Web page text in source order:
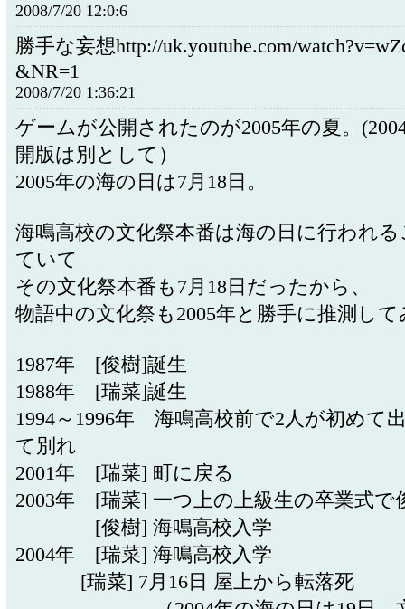
2008/7/20 12:0:6
勝手な妄想http://uk.youtube.com/
&NR=1
2008/7/20 1:36:21
ゲームが公開されたのが2005年の夏。
開版は別として）
2005年の海の日は7月18日。
海鳴高校の文化祭本番は海の日に行われ
ていて
その文化祭本番も7月18日だったから、
物語中の文化祭も2005年と勝手に推測し
1987年 [俊樹]誕生
1988年 [瑞菜]誕生
1994～1996年 海鳴高校前で2人が初めて
て別れ
2001年 [瑞菜] 町に戻る
2003年 [瑞菜] 一つ上の上級生の卒業式で
[俊樹] 海鳴高校入学
2004年 [瑞菜] 海鳴高校入学
[瑞菜] 7月16日 屋上から転落死